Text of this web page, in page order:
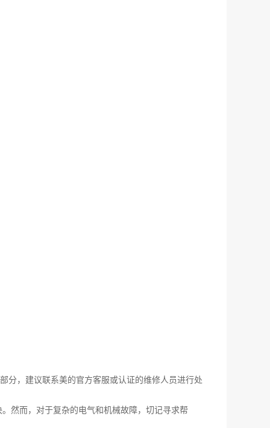
分，建议联系美的官方客服或认证的维修人员进行处
然而，对于复杂的电气和机械故障，切记寻求帮